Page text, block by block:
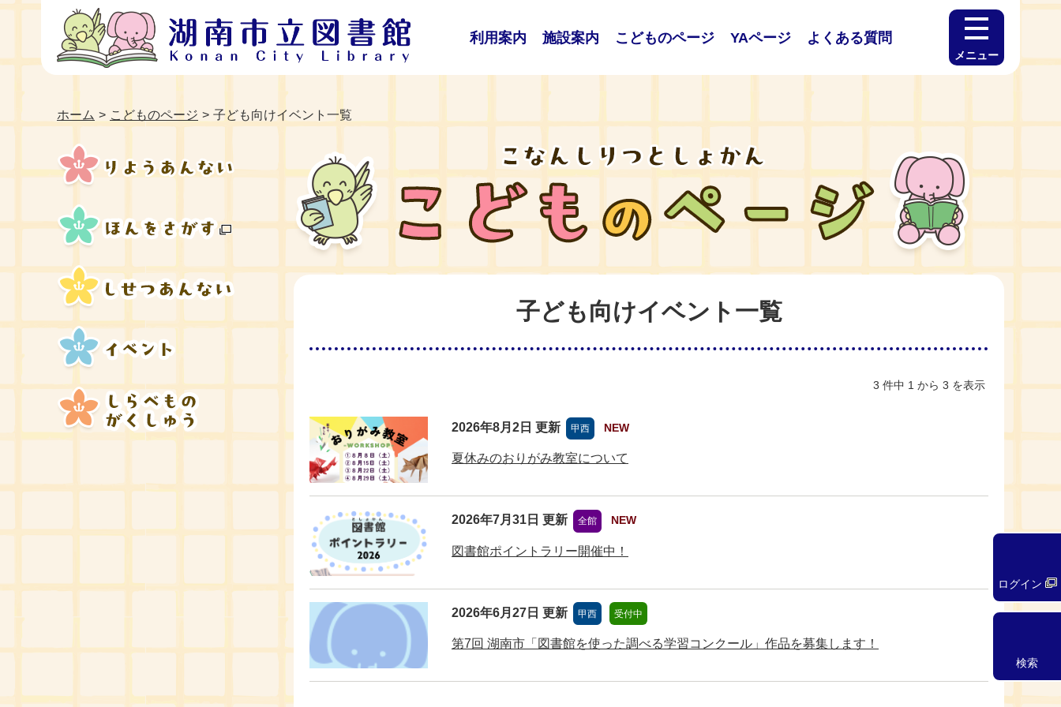
利用案内 施設案内 こどものページ YAページ よくある質問
メニュー
ホーム こどものページ 子ども向けイベント一覧
子ども向けイベント一覧
3 件中 1 から 3 を表示
2026年8月2日 更新 甲西 NEW
夏休みのおりがみ教室について
2026年7月31日 更新 全館 NEW
図書館ポイントラリー開催中！
2026年6月27日 更新 甲西 受付中
第7回 湖南市「図書館を使った調べる学習コンクール」作品を募集します！
ログイン
検索